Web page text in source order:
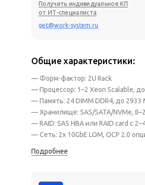
— Форм-фактор: 2U Rack
— Процессор: 1–2 Xeon Scalable,
— Память: 24 DIMM DDR4, до 2933
— Хранилище: SAS/SATA/NVMe,
— RAID: SAS HBA или RAID card с
— Сеть: 2x 10GbE LOM, OCP 2.0
Подробнее
Общие характеристики:
Получить индивидуальное КП
от ИТ-специалиста
get@work-system.ru